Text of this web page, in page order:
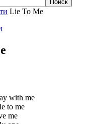
Lie To Me
with me
to me
me